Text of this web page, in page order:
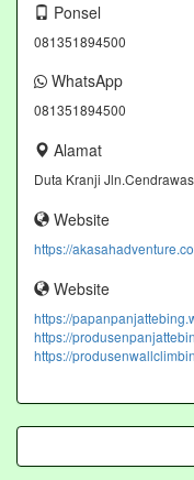
Ponsel
081351894500
WhatsApp
081351894500
Alamat
Duta Kranji
Website
https://
Website
https://
https://
https://